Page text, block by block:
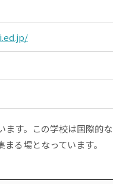
ます。この学校は国際的な
る場となっています。